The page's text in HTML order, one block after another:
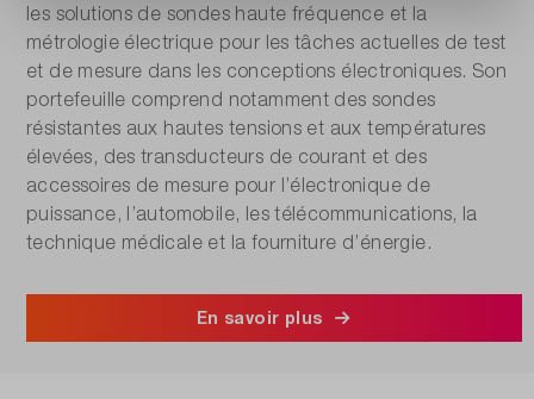
les solutions de sondes haute fréquence et la
métrologie électrique pour les tâches actuelles de test
et de mesure dans les conceptions électroniques. Son
portefeuille comprend notamment des sondes
résistantes aux hautes tensions et aux températures
élevées, des transducteurs de courant et des
accessoires de mesure pour l’électronique de
puissance, l’automobile, les télécommunications, la
technique médicale et la fourniture d’énergie.
En savoir plus